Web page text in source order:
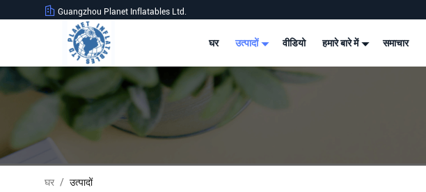
Guangzhou Planet Inflatables Ltd.
घर उत्पादों वीडियो हमारे बारे में समाचार
घर / उत्पादों